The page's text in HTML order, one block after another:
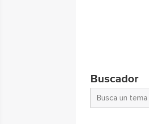
Buscador